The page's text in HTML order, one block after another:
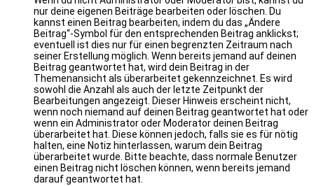
nur deine eigenen Beiträge bearbeiten oder löschen. Du
kannst einen Beitrag bearbeiten, indem du das „Ändere
Beitrag“-Symbol für den entsprechenden Beitrag anklickst;
eventuell ist dies nur für einen begrenzten Zeitraum nach
seiner Erstellung möglich. Wenn bereits jemand auf deinen
Beitrag geantwortet hat, wird dein Beitrag in der
Themenansicht als überarbeitet gekennzeichnet. Es wird
sowohl die Anzahl als auch der letzte Zeitpunkt der
Bearbeitungen angezeigt. Dieser Hinweis erscheint nicht,
wenn noch niemand auf deinen Beitrag geantwortet hat oder
wenn ein Administrator oder Moderator deinen Beitrag
überarbeitet hat. Diese können jedoch, falls sie es für nötig
halten, eine Notiz hinterlassen, warum dein Beitrag
überarbeitet wurde. Bitte beachte, dass normale Benutzer
einen Beitrag nicht löschen können, wenn bereits jemand
darauf geantwortet hat.